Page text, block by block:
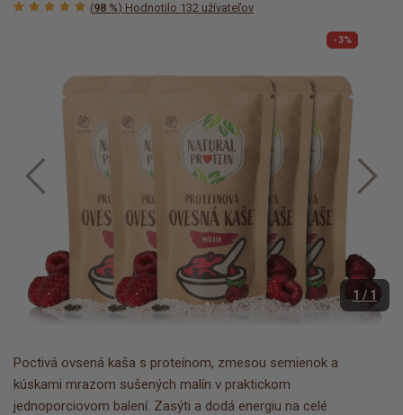
(98 %) Hodnotilo 132 užívateľov
-3%
1 / 1
Poctivá ovsená kaša s proteínom, zmesou semienok a
kúskami mrazom sušených malín v praktickom
jednoporciovom balení. Zasýti a dodá energiu na celé